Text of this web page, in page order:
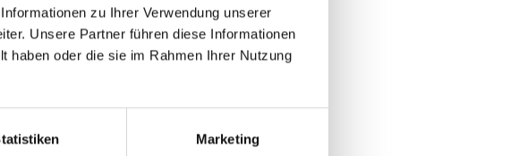
zu Ihrer Verwendung unserer
Unsere Partner führen diese Informationen
haben oder die sie im Rahmen Ihrer Nutzung
Marketing